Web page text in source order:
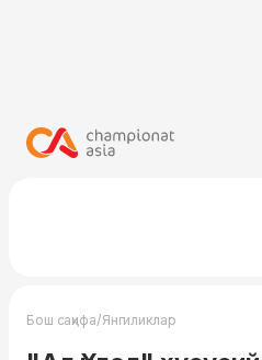
Бош саҳифа/Янгиликлар